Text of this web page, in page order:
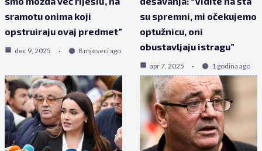
sramotu onima koji
opstruiraju ovaj predmet”
dec 9, 2025 8 mjeseci ago
su spremni, mi očekujemo
optužnicu, oni
obustavljaju istragu”
apr 7, 2025 1 godina ago